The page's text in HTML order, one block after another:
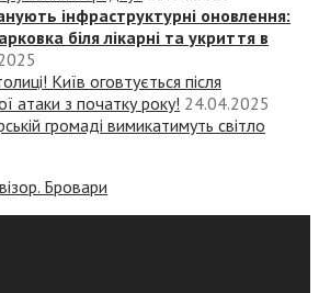
інфраструктурні оновлення:
біля лікарні та укриття в
Київ оговтується після
атаки з початку року! 24.04.2025
громаді вимикатимуть світло
Бровари